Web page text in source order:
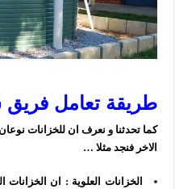
طريقة تعامل فريق
كما تحدثنا و نعرف ان للخزانات
الاخر فنجد مثلا …
الخزانات العلوية : ان